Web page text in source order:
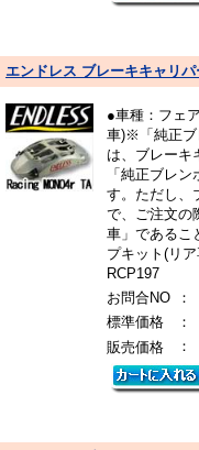
エンドレス ブレーキキャリ
●車種：フェ
車)※「純正ブ
は、ブレーキ
「純正ブレ
す。ただし、
で、ご注文の
車」であるこ
プキット(リ
RCP197
お問合NO
：
標準価格
：
販売価格
：